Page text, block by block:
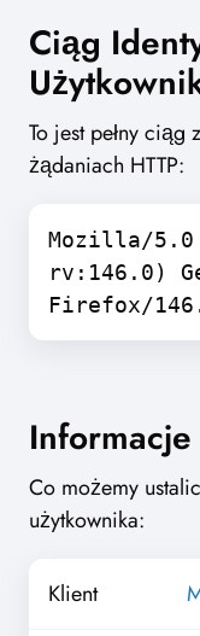
Ciąg
To jest pełny ciąg
żądaniach HTTP:
Mozilla/5.0
rv:146.0)
Firefox/
Informacje
Co możemy
użytkownika:
Klient